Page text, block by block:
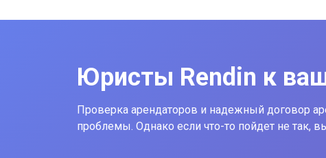
Юристы Rendin к
Проверка арендаторов и надежный договор
проблемы. Однако если что-то пойдет не так,